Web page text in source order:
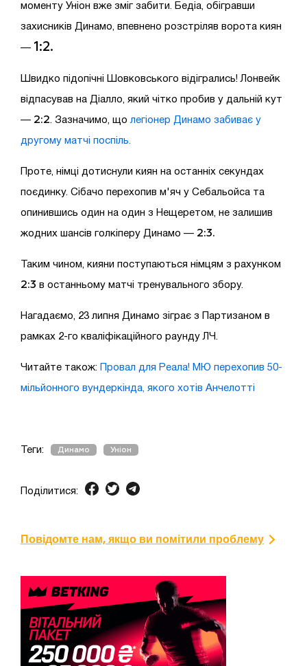
моменту Уніон вже зміг забити. Бедіа, обігравши
захисників Динамо, впевнено розстріляв ворота киян
— 1:2.
Швидко підопічні Шовковського відігрались! Лонвейк
відпасував на Діалло, який чітко пробив у дальній кут
— 2:2 . Зазначимо, що легіонер Динамо забиває у
другому матчі поспіль.
Проте, німці дотиснули киян на останніх секундах
поєдинку. Сібачо перехопив м'яч у Себальойса та
опинившись один на один з Нещеретом, не залишив
жодних шансів голкіперу Динамо — 2:3.
Таким чином, кияни поступаються німцям з рахунком
2:3 в останньому матчі тренувального збору.
Нагадаємо, 23 липня Динамо зіграє з Партизаном в
рамках 2-го кваліфікаційного раунду ЛЧ.
Читайте також: Провал для Реала! МЮ перехопив 50-
мільйонного вундеркінда, якого хотів Анчелотті
Теги: Динамо Уніон
Поділитися:
Повідомте нам, якщо ви помітили проблему